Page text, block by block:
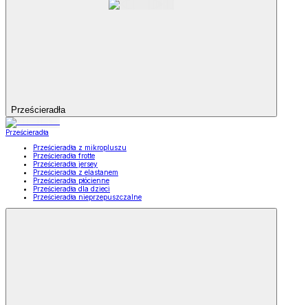
Prześcieradła
Prześcieradła
Prześcieradła z mikropluszu
Prześcieradła frotte
Prześcieradła jersey
Prześcieradła z elastanem
Prześcieradła płócienne
Prześcieradła dla dzieci
Prześcieradła nieprzepuszczalne